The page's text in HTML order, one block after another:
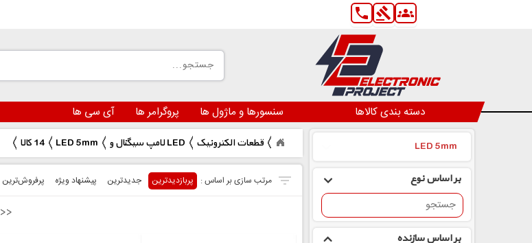
phone gavel groups
دسته بندی کالاها سنسورها و ماژول ها پروگرامر ها آی سی ها
قطعات الکترونیک لامپ سیگنال و LED LED 5mm 14 کالا
پربازدیدترین جدیدترین پیشنهاد ویژه پرفروش‌ترین‌
>>
LED 5mm
بر اساس نوع
بر اساس سازنده